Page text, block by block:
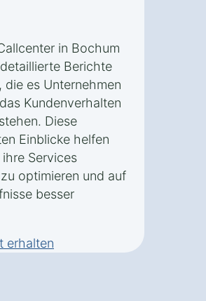
in Bochum
Berichte
die es Unternehmen
Kundenverhalten
Diese
Einblicke helfen
Services
optimieren und auf
besser
erhalten